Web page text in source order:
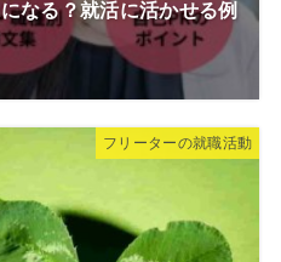
なる？就活に活かせる例
フリーターの就職活動